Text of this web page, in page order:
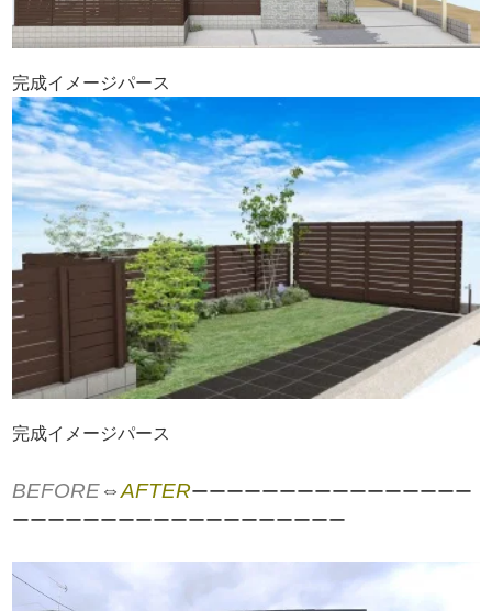
完成イメージパース
完成イメージパース
BEFORE⇔AFTERーーーーーーーーーーーーーーーー
ーーーーーーーーーーーーーーーーーーー